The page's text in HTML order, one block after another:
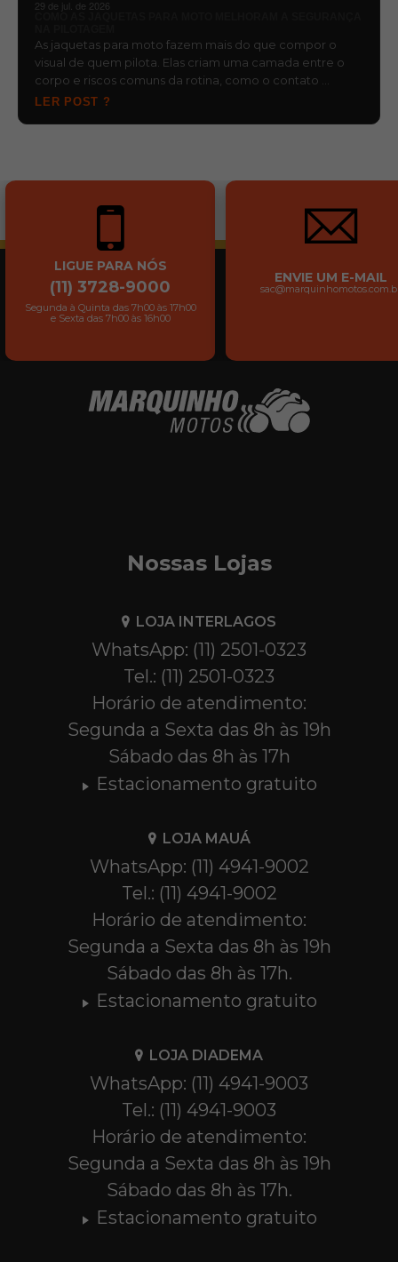
29 de jul. de 2026
As jaquetas para moto fazem mais do que compor o
visual de quem pilota. Elas criam uma camada entre o
corpo e riscos comuns da rotina, como o contato …
LER POST ?
LIGUE PARA NÓS
(11) 3728-9000
Segunda à Quinta das 7h00 às 17h00
e Sexta das 7h00 às 16h00
ENVIE UM E-MAIL
Nossas Lojas
LOJA INTERLAGOS
WhatsApp: (11) 2501-0323
Tel.: (11) 2501-0323
Horário de atendimento:
Segunda a Sexta das 8h às 19h
Sábado das 8h às 17h
Estacionamento gratuito
LOJA MAUÁ
WhatsApp: (11) 4941-9002
Tel.: (11) 4941-9002
Horário de atendimento:
Segunda a Sexta das 8h às 19h
Sábado das 8h às 17h.
Estacionamento gratuito
LOJA DIADEMA
WhatsApp: (11) 4941-9003
Tel.: (11) 4941-9003
Horário de atendimento:
Segunda a Sexta das 8h às 19h
Sábado das 8h às 17h.
Estacionamento gratuito